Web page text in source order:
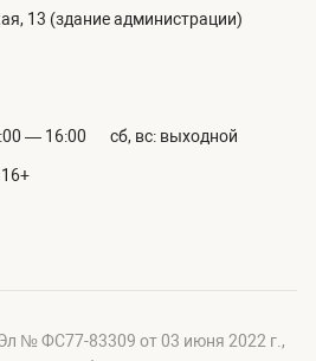
13 (здание администрации)
— 16:00 сб, вс: выходной
№ ФС77-83309 от 03 июня 2022 г.,